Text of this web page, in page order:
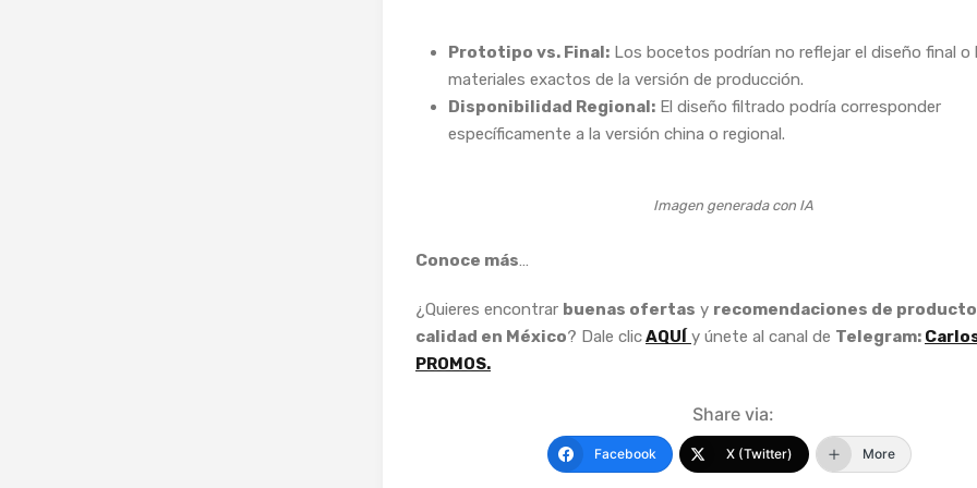
Prototipo vs. Final: Los bocetos podrían no reflejar el diseño final o
materiales exactos de la versión de producción.
Disponibilidad Regional: El diseño filtrado podría corresponder
específicamente a la versión china o regional.
Imagen generada con IA
Conoce más…
¿Quieres encontrar buenas ofertas y recomendaciones de
calidad en México? Dale clicAQUÍ y únete al canal de Telegram:
PROMOS.
Share via:
Facebook X (Twitter) More